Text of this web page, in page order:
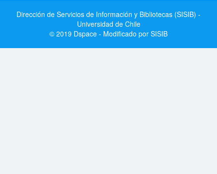
Dirección de Servicios de Información y Bibliotecas (SISIB) -
Universidad de Chile
© 2019 Dspace - Modificado por SISIB